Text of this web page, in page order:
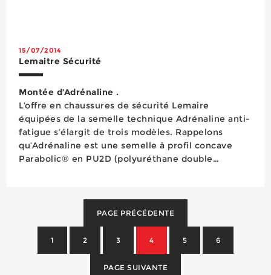
15/07/2014
Lemaitre Sécurité
Montée d’Adrénaline .
L’offre en chaussures de sécurité Lemaire
équipées de la semelle technique Adrénaline anti-
fatigue s’élargit de trois modèles. Rappelons
qu’Adrénaline est une semelle à profil concave
Parabolic® en PU2D (polyuréthane double
PAGE PRÉCÉDENTE
1 2 3 4 5 6
PAGE SUIVANTE